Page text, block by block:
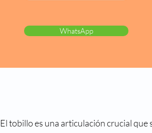
WhatsApp
El tobillo es una articulación crucial